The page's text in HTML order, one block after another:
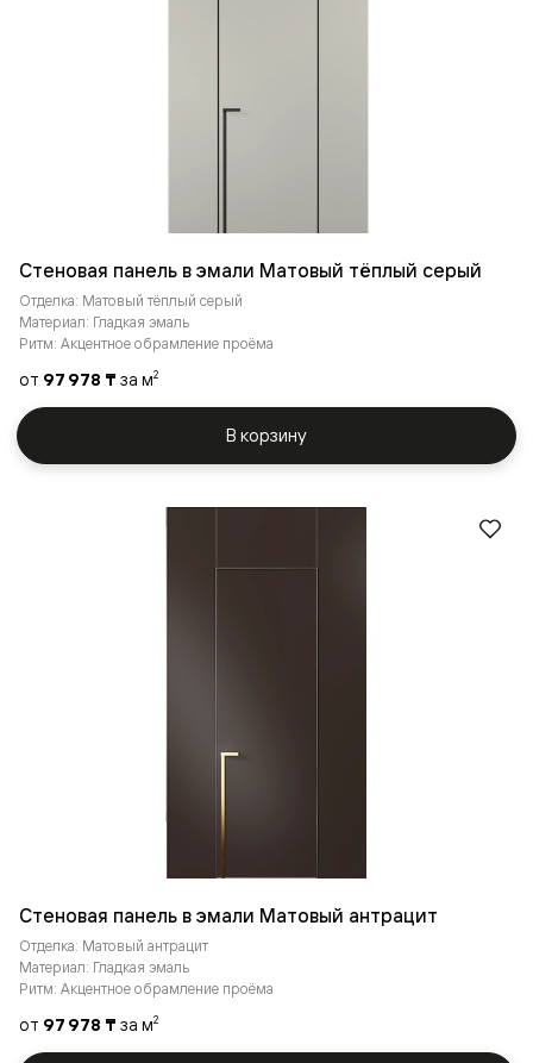
Стеновая панель в эмали Матовый тёплый серый
Отделка: Матовый тёплый серый
Материал: Гладкая эмаль
Ритм: Акцентное обрамление проёма
от 97 978 ₸ за м2
В корзину
Стеновая панель в эмали Матовый антрацит
Отделка: Матовый антрацит
Материал: Гладкая эмаль
Ритм: Акцентное обрамление проёма
от 97 978 ₸ за м2